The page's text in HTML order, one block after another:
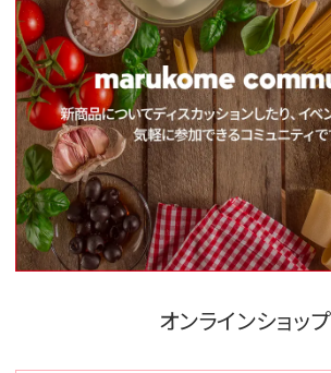
オンラインショップ